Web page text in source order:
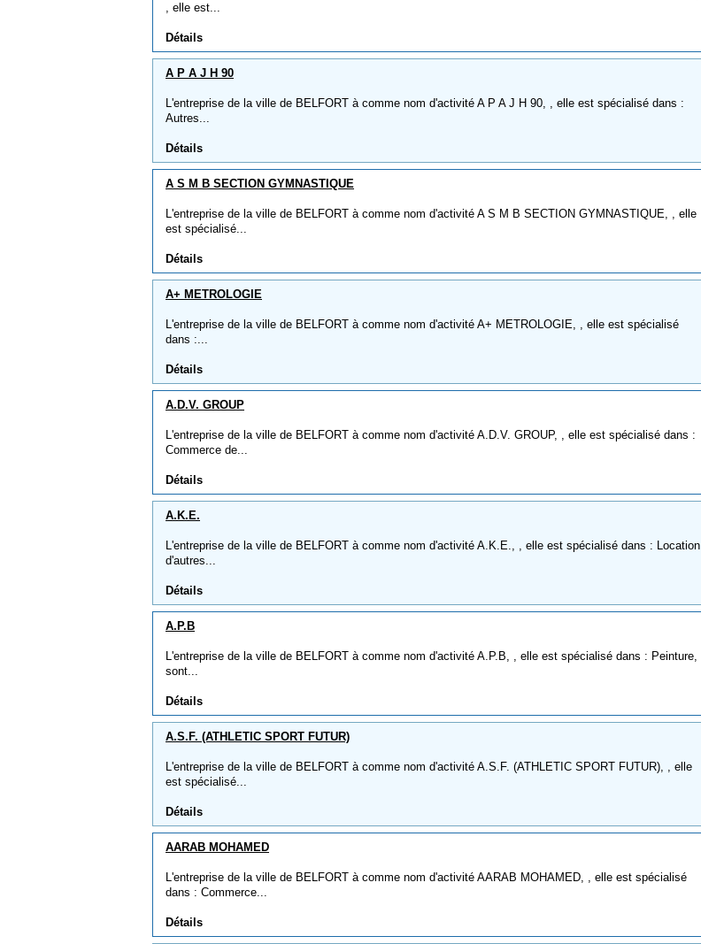
, elle est...
Détails
A P A J H 90
L'entreprise de la ville de BELFORT à comme nom d'activité A P A J H 90, , elle est spécialisé dans :
Autres...
Détails
A S M B SECTION GYMNASTIQUE
L'entreprise de la ville de BELFORT à comme nom d'activité A S M B SECTION GYMNASTIQUE, , elle
est spécialisé...
Détails
A+ METROLOGIE
L'entreprise de la ville de BELFORT à comme nom d'activité A+ METROLOGIE, , elle est spécialisé
dans :...
Détails
A.D.V. GROUP
L'entreprise de la ville de BELFORT à comme nom d'activité A.D.V. GROUP, , elle est spécialisé dans :
Commerce de...
Détails
A.K.E.
L'entreprise de la ville de BELFORT à comme nom d'activité A.K.E., , elle est spécialisé dans : Location
d'autres...
Détails
A.P.B
L'entreprise de la ville de BELFORT à comme nom d'activité A.P.B, , elle est spécialisé dans : Peinture,
sont...
Détails
A.S.F. (ATHLETIC SPORT FUTUR)
L'entreprise de la ville de BELFORT à comme nom d'activité A.S.F. (ATHLETIC SPORT FUTUR), , elle
est spécialisé...
Détails
AARAB MOHAMED
L'entreprise de la ville de BELFORT à comme nom d'activité AARAB MOHAMED, , elle est spécialisé
dans : Commerce...
Détails